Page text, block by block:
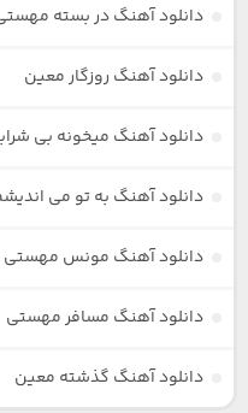
دانلود آهنگ در بسته
دانلود آهنگ روزگار معین
دانلود آهنگ میخونه بی
دانلود آهنگ به تو می
دانلود آهنگ مونس مهستی
دانلود آهنگ مسافر مهستی
دانلود آهنگ گذشته معین